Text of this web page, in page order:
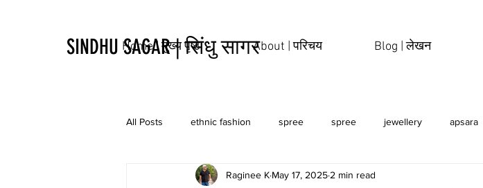
SINDHU SAGAR | सिंधु सागर
Home | मुख्य पृष्ठ About | परिचय Blog | लेखन
All Posts ethnic fashion spree spree jewellery apsara
culture tattoo erotic sensual
Raginee K May 17, 2025 2 min read